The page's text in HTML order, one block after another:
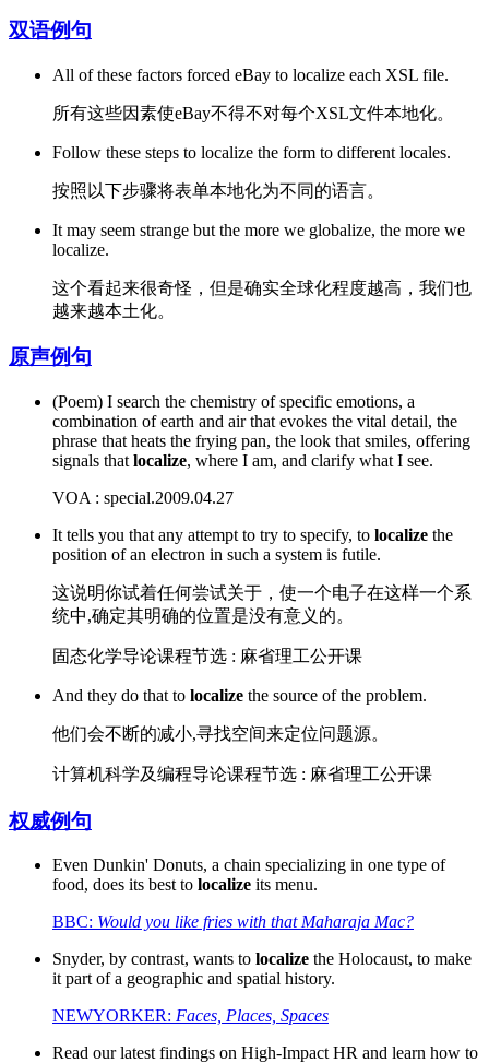
双语例句
All of these factors forced eBay to localize each XSL file.
所有这些因素使eBay不得不对每个XSL文件本地化。
Follow these steps to localize the form to different locales.
按照以下步骤将表单本地化为不同的语言。
It may seem strange but the more we globalize, the more we
localize.
这个看起来很奇怪，但是确实全球化程度越高，我们也
越来越本土化。
原声例句
(Poem) I search the chemistry of specific emotions, a
combination of earth and air that evokes the vital detail, the
phrase that heats the frying pan, the look that smiles, offering
signals that localize, where I am, and clarify what I see.
VOA : special.2009.04.27
It tells you that any attempt to try to specify, to localize the
position of an electron in such a system is futile.
这说明你试着任何尝试关于，使一个电子在这样一个系
统中,确定其明确的位置是没有意义的。
固态化学导论课程节选 : 麻省理工公开课
And they do that to localize the source of the problem.
他们会不断的减小,寻找空间来定位问题源。
计算机科学及编程导论课程节选 : 麻省理工公开课
权威例句
Even Dunkin' Donuts, a chain specializing in one type of
food, does its best to localize its menu.
BBC: Would you like fries with that Maharaja Mac?
Snyder, by contrast, wants to localize the Holocaust, to make
it part of a geographic and spatial history.
NEWYORKER: Faces, Places, Spaces
Read our latest findings on High-Impact HR and learn how to